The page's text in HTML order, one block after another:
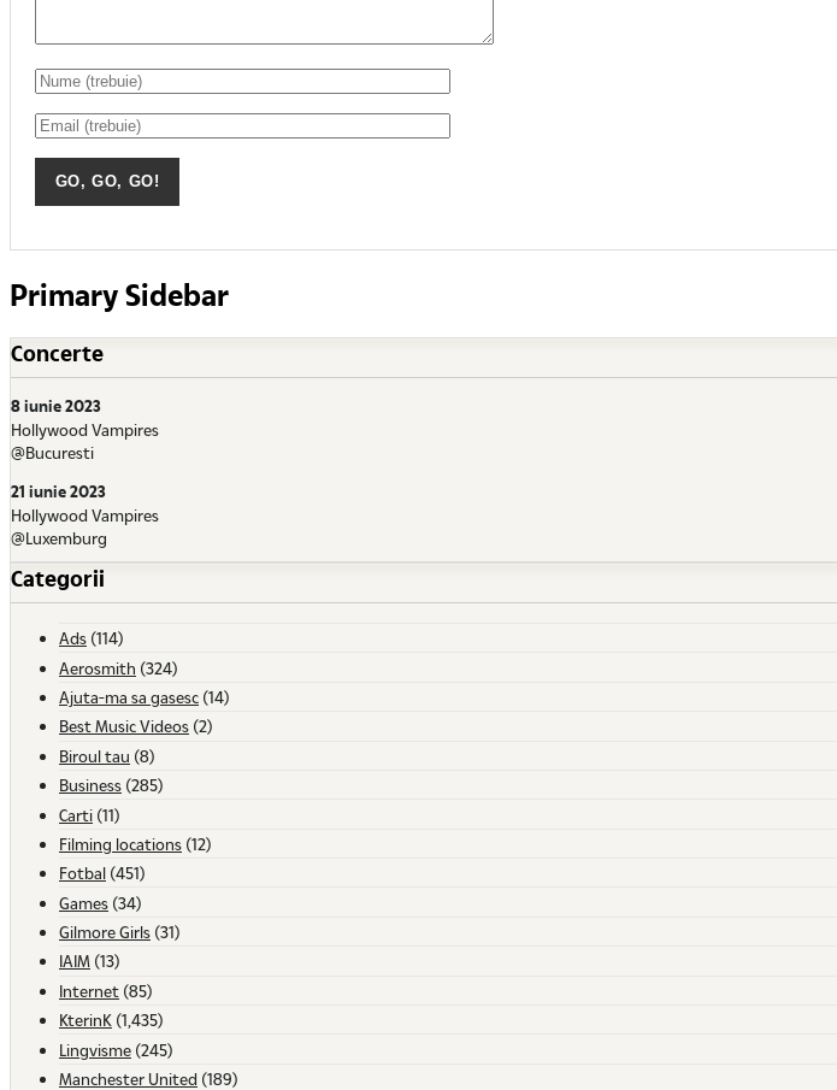
Primary Sidebar
Concerte
8 iunie 2023
Hollywood Vampires
@Bucuresti
21 iunie 2023
Hollywood Vampires
@Luxemburg
Categorii
Ads (114)
Aerosmith (324)
Ajuta-ma sa gasesc (14)
Best Music Videos (2)
Biroul tau (8)
Business (285)
Carti (11)
Filming locations (12)
Fotbal (451)
Games (34)
Gilmore Girls (31)
IAIM (13)
Internet (85)
KterinK (1,435)
Lingvisme (245)
Manchester United (189)